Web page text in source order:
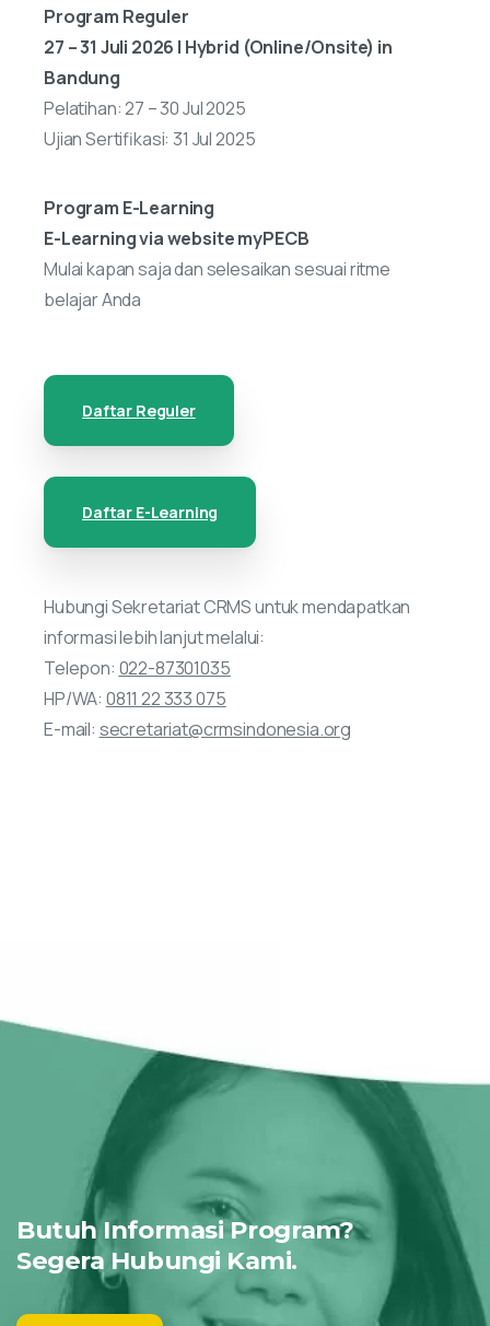
Program Reguler
27 – 31 Juli 2026 | Hybrid (Online/Onsite) in
Bandung
Pelatihan: 27 – 30 Jul 2025
Ujian Sertifikasi: 31 Jul 2025
Program E-Learning
E-Learning via website myPECB
Mulai kapan saja dan selesaikan sesuai ritme
belajar Anda
Daftar Reguler
Daftar E-Learning
Hubungi Sekretariat CRMS untuk mendapatkan
informasi lebih lanjut melalui:
Telepon: 022-87301035
HP/WA: 0811 22 333 075
E-mail: secretariat@crmsindonesia.org
Butuh Informasi Program?
Segera Hubungi Kami.